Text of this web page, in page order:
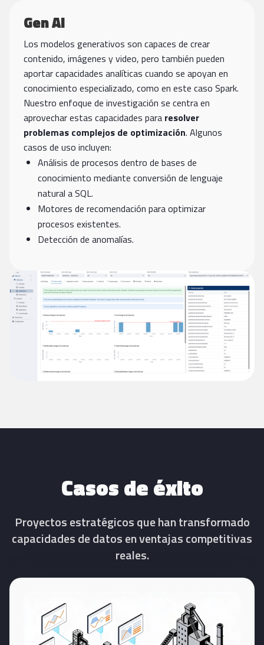
Gen AI
Los modelos generativos son capaces de crear
contenido, imágenes y video, pero también pueden
aportar capacidades analíticas cuando se apoyan en
conocimiento especializado, como en este caso Spark.
Nuestro enfoque de investigación se centra en
aprovechar estas capacidades para resolver
problemas complejos de optimización. Algunos
casos de uso incluyen:
Análisis de procesos dentro de bases de
conocimiento mediante conversión de lenguaje
natural a SQL.
Motores de recomendación para optimizar
procesos existentes.
Detección de anomalías.
Casos de éxito
Proyectos estratégicos que han transformado
capacidades de datos en ventajas competitivas
reales.